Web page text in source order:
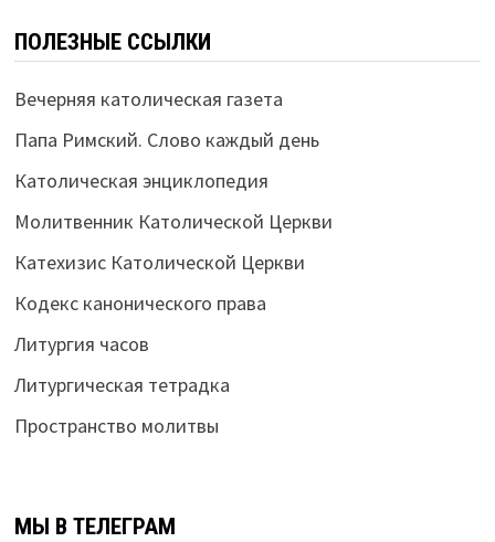
ПОЛЕЗНЫЕ ССЫЛКИ
Вечерняя католическая газета
Папа Римский. Слово каждый день
Католическая энциклопедия
Молитвенник Католической Церкви
Катехизис Католической Церкви
Кодекс канонического права
Литургия часов
Литургическая тетрадка
Пространство молитвы
МЫ В ТЕЛЕГРАМ